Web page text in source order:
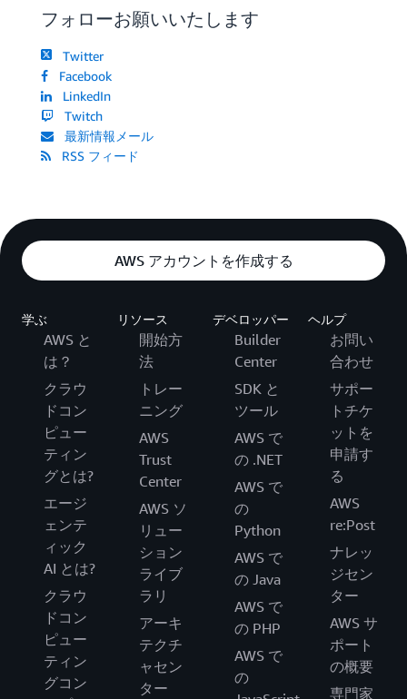
フォローお願いいたします
Twitter
Facebook
LinkedIn
Twitch
最新情報メール
RSS フィード
AWS アカウントを作成する
学ぶ
AWS と
は？
クラウ
ドコン
ピュー
ティン
グとは?
エージ
ェンテ
ィック
AI とは?
クラウ
ドコン
ピュー
ティン
グコン
リソース
開始方
法
トレー
ニング
AWS
Trust
Center
AWS ソ
リュー
ション
ライブ
ラリ
アーキ
テクチ
ャセン
ター
デベロッパー
Builder
Center
SDK と
ツール
AWS で
の .NET
AWS で
の
Python
AWS で
の Java
AWS で
の PHP
AWS で
の
ヘルプ
お問い
合わせ
サポー
トチケ
ットを
申請す
る
AWS
re:Post
ナレッ
ジセン
ター
AWS サ
ポート
の概要
専門家